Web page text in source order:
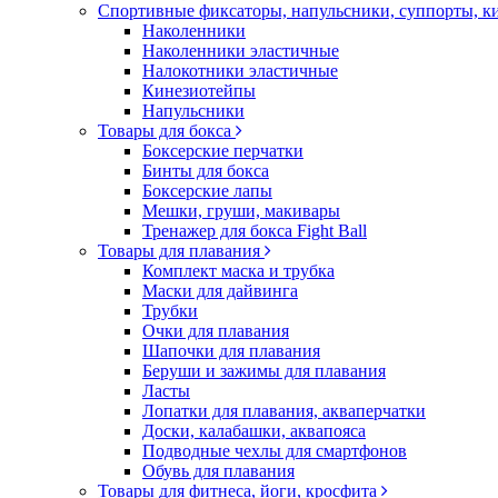
Спортивные фиксаторы, напульсники, суппорты,
Наколенники
Наколенники эластичные
Налокотники эластичные
Кинезиотейпы
Напульсники
Товары для бокса
Боксерские перчатки
Бинты для бокса
Боксерские лапы
Мешки, груши, макивары
Тренажер для бокса Fight Ball
Товары для плавания
Комплект маска и трубка
Маски для дайвинга
Трубки
Очки для плавания
Шапочки для плавания
Беруши и зажимы для плавания
Ласты
Лопатки для плавания, акваперчатки
Доски, калабашки, аквапояса
Подводные чехлы для смартфонов
Обувь для плавания
Товары для фитнеса, йоги, кросфита